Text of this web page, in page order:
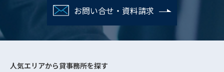
お問い合せ・資料請求
人気エリアから貸事務所を探す